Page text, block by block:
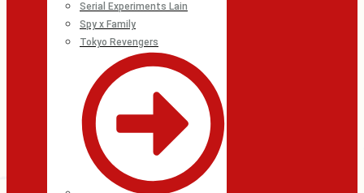
Serial Experiments Lain
Spy x Family
Tokyo Revengers